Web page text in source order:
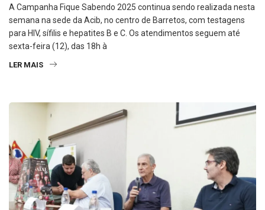
A Campanha Fique Sabendo 2025 continua sendo realizada nesta
semana na sede da Acib, no centro de Barretos, com testagens
para HIV, sífilis e hepatites B e C. Os atendimentos seguem até
sexta-feira (12), das 18h à
LER MAIS